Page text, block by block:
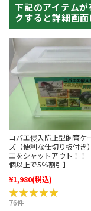
下記のアイテム
クすると詳細画面
コバエ侵入防止型飼育
ズ（便利な仕切り板付き
エをシャットアウト！！
個以上で5％割引】
¥1,980(税込)
★★★★★
★★★★★
76件